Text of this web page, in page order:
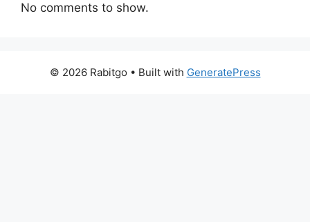
No comments to show.
© 2026 Rabitgo • Built with GeneratePress